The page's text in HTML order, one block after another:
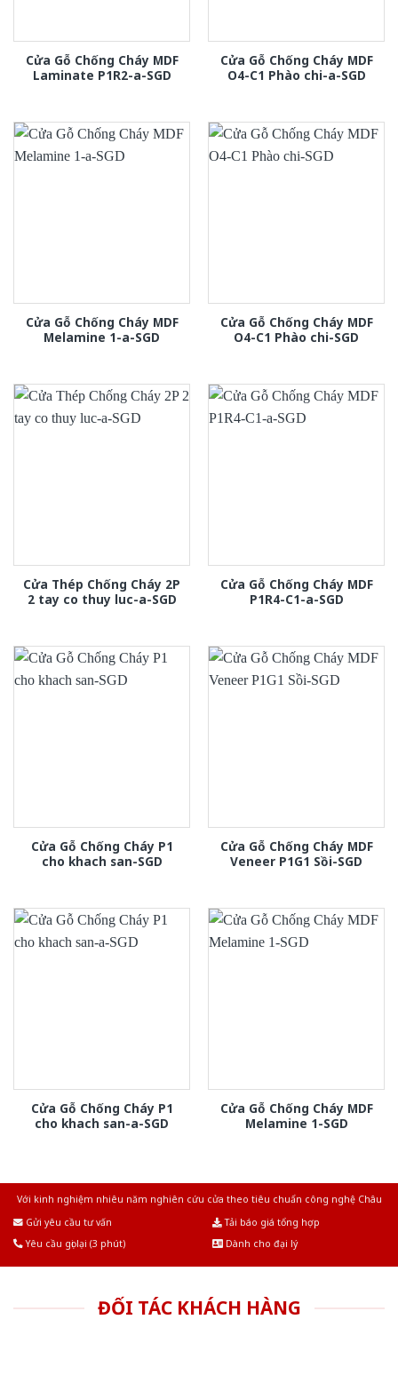
Cửa Gỗ Chống Cháy MDF
Laminate P1R2-a-SGD
Cửa Gỗ Chống Cháy MDF
O4-C1 Phào chi-a-SGD
Cửa Gỗ Chống Cháy MDF
Melamine 1-a-SGD
Cửa Gỗ Chống Cháy MDF
O4-C1 Phào chi-SGD
Cửa Thép Chống Cháy 2P
2 tay co thuy luc-a-SGD
Cửa Gỗ Chống Cháy MDF
P1R4-C1-a-SGD
Cửa Gỗ Chống Cháy P1
cho khach san-SGD
Cửa Gỗ Chống Cháy MDF
Veneer P1G1 Sồi-SGD
Cửa Gỗ Chống Cháy P1
cho khach san-a-SGD
Cửa Gỗ Chống Cháy MDF
Melamine 1-SGD
Với kinh nghiệm nhiêu năm nghiên cứu cửa theo tiêu chuẩn công nghệ Châu
Gửi yêu cầu tư vấn
Tải báo giá tổng hợp
Yêu cầu gọi lại (3 phút)
Dành cho đại lý
ĐỐI TÁC KHÁCH HÀNG